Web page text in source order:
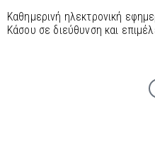
Καθημερινή ηλεκτρονική
Κάσου σε διεύθυνση και